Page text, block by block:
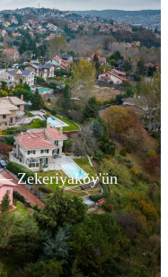
Zekeriyaköy'ün